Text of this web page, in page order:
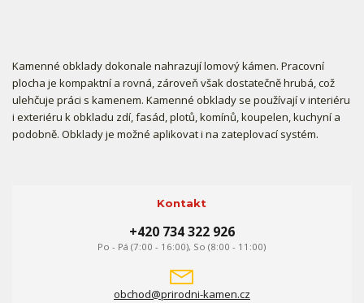
Kamenné obklady dokonale nahrazují lomový kámen. Pracovní
plocha je kompaktní a rovná, zároveň však dostatečně hrubá, což
ulehčuje práci s kamenem. Kamenné obklady se používají v interiéru
i exteriéru k obkladu zdí, fasád, plotů, komínů, koupelen, kuchyní a
podobně. Obklady je možné aplikovat i na zateplovací systém.
Kontakt
+420 734 322 926
Po - Pá (7:00 - 16:00), So (8:00 - 11:00)
obchod@prirodni-kamen.cz